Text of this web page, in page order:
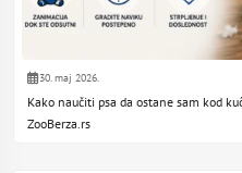
30. maj 2026.
Kako naučiti psa da ostane sam kod
ZooBerza.rs